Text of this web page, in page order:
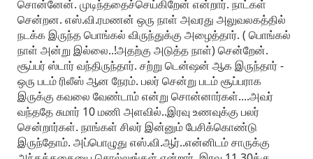
சொன்னேன். முடிந்ததைச்செய்கிறேன் என்றார். நாட்கள்
சென்றன. எஸ்.வி.ரமணன் ஒரு நாள் அவரது அலுவலகத்தில்
நடக்க இருந்த பொங்கல் விருந்துக்கு அழைத்தார். ( பொங்கல்
நாள் அன்று இல்லை..!அதற்கு அடுத்த நாள்) சென்றேன்.
சூப்பர் ஸ்டார் வந்திருந்தார். சற்று டென்ஷன் ஆக இருந்தார் -
ஒரு படம் ரிலீஸ் ஆன நேரம். பலர் சென்று படம் சூப்பராக
இருக்கு கவலை வேண்டாம் என்று சொன்னார்கள்....அவர்
வந்ததே சுமார் 10 மணி அளவில்..இரவு உணவுக்கு பலர்
சென்றார்கள். நாங்கள் சிலர் இன்னும் பேசிக்கொண்டு
இருந்தோம். அப்பொழுது எஸ்.வி.ஆர்..என்னிடம் சாருக்கு